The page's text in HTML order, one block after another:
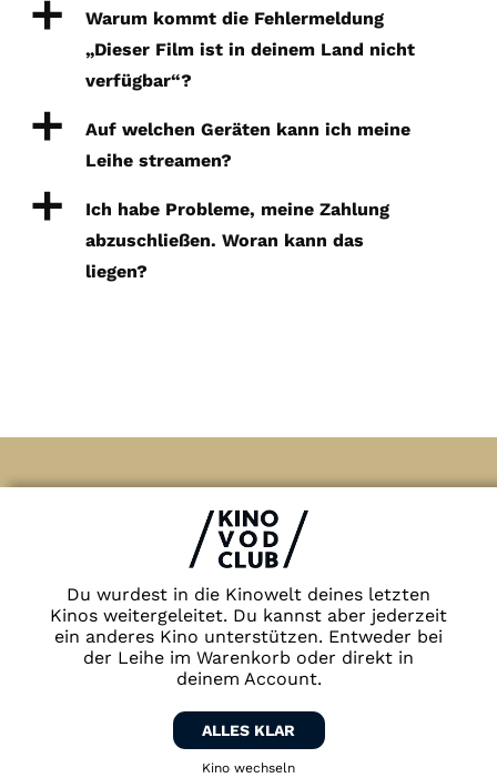
Du wurdest in die Kinowelt deines letzten
Kinos weitergeleitet. Du kannst aber jederzeit
ein anderes Kino unterstützen. Entweder bei
der Leihe im Warenkorb oder direkt in
deinem Account.
ALLES KLAR
Kino wechseln
a
Warum kommt die Fehlermeldung
„Dieser Film ist in deinem Land nicht
verfügbar“?
a
Auf welchen Geräten kann ich meine
Leihe streamen?
a
Ich habe Probleme, meine Zahlung
abzuschließen. Woran kann das
liegen?
AGB
Kontakt
Newsletter
Partner